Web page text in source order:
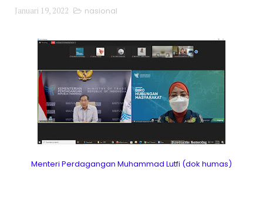
Januari 19, 2022 nasional
Menteri Perdagangan Muhammad Lutfi (dok humas)